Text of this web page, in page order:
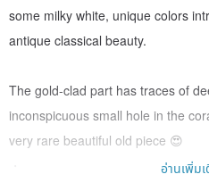
some milky white, unique colors
antique classical beauty.
The gold-clad part has traces of
inconspicuous small hole in the
very rare beautiful old piece 😍
อ่านเพิ่ม